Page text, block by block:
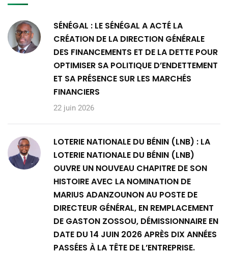
SÉNÉGAL : LE SÉNÉGAL A ACTÉ LA
CRÉATION DE LA DIRECTION GÉNÉRALE
DES FINANCEMENTS ET DE LA DETTE POUR
OPTIMISER SA POLITIQUE D’ENDETTEMENT
ET SA PRÉSENCE SUR LES MARCHÉS
FINANCIERS
22 juin 2026
LOTERIE NATIONALE DU BÉNIN (LNB) : LA
LOTERIE NATIONALE DU BÉNIN (LNB)
OUVRE UN NOUVEAU CHAPITRE DE SON
HISTOIRE AVEC LA NOMINATION DE
MARIUS ADANZOUNON AU POSTE DE
DIRECTEUR GÉNÉRAL, EN REMPLACEMENT
DE GASTON ZOSSOU, DÉMISSIONNAIRE EN
DATE DU 14 JUIN 2026 APRÈS DIX ANNÉES
PASSÉES À LA TÊTE DE L’ENTREPRISE.